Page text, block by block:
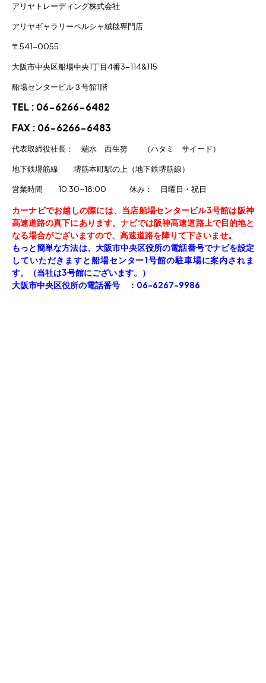
アリヤトレーディング株式会社
アリヤギャラリーペルシャ絨毯専門店
〒541-0055
大阪市中央区船場中央1丁目4番3-114&115
船場センタービル３号館1階
TEL : 06-6266-6482
FAX : 06-6266-6483
代表取締役社長： 端水 西生努 （ハタミ サイード）
地下鉄堺筋線 堺筋本町駅の上（地下鉄堺筋線）
営業時間 10:30~18:00 休み： 日曜日・祝日
カーナビでお越しの際には、 当店船場センタービル3号館は阪神
高速道路の真下にあります。 ナビでは阪神高速道路上で目的地と
なる場合がございますので、 高速道路を降りて下さいませ。
もっと簡単な方法は、大阪市中央区役所の電話番号でナビを設定
していただきますと船場センター1号館の駐車場に案内されま
す。（当社は3号館にございます。）
大阪市中央区役所の電話番号 ：06-6267-9986